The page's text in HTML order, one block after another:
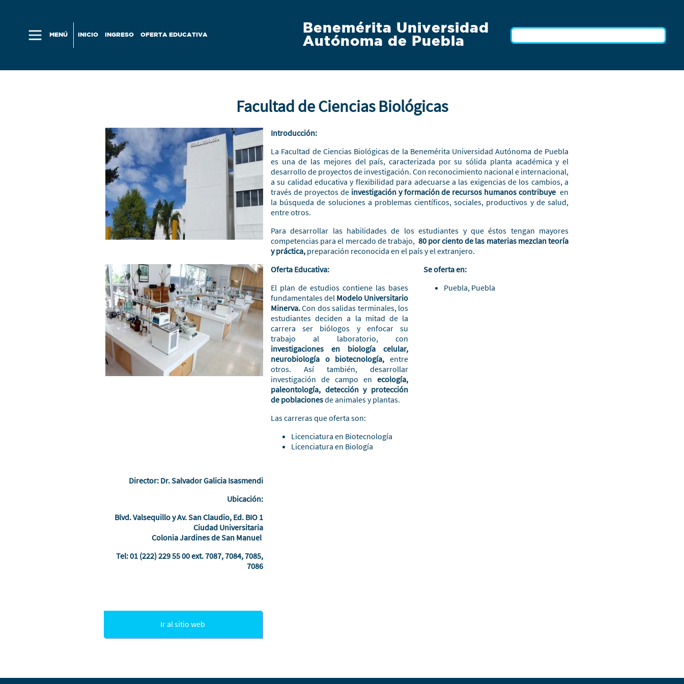
MENÚ INICIO INGRESO OFERTA EDUCATIVA
Benemérita Universidad
Autónoma de Puebla
Facultad de Ciencias Biológicas
Introducción:
La Facultad de Ciencias Biológicas de la Benemérita Universidad Autónoma de Puebla
es una de las mejores del país, caracterizada por su sólida planta académica y el
desarrollo de proyectos de investigación. Con reconocimiento nacional e internacional,
a su calidad educativa y flexibilidad para adecuarse a las exigencias de los cambios, a
través de proyectos de investigación y formación de recursos humanos contribuye en
la búsqueda de soluciones a problemas científicos, sociales, productivos y de salud,
entre otros.
Para desarrollar las habilidades de los estudiantes y que éstos tengan mayores
competencias para el mercado de trabajo, 80 por ciento de las materias mezclan teoría
y práctica, preparación reconocida en el país y el extranjero.
Oferta Educativa:
El plan de estudios contiene las bases
fundamentales del Modelo Universitario
Minerva.Con dos salidas terminales, los
estudiantes deciden a la mitad de la
carrera ser biólogos y enfocar su
trabajo al laboratorio, con
investigaciones en biología celular,
neurobiología o biotecnología, entre
otros. Así también, desarrollar
investigación de campo en ecología,
paleontología, detección y protección
de poblacionesde animales y plantas.
Las carreras que oferta son:
Licenciatura en Biotecnología
Licenciatura en Biología
Se oferta en:
Puebla, Puebla
Director: Dr. Salvador Galicia Isasmendi
Ubicación:
Blvd. Valsequillo y Av. San Claudio, Ed. BIO 1
Ciudad Universitaria
Colonia Jardines de San Manuel
Tel: 01 (222) 229 55 00 ext. 7087, 7084, 7085,
7086
Ir al sitio web